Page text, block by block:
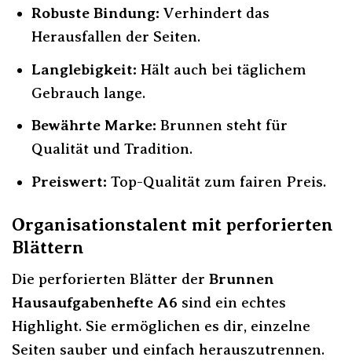
Robuste Bindung: Verhindert das
Herausfallen der Seiten.
Langlebigkeit: Hält auch bei täglichem
Gebrauch lange.
Bewährte Marke: Brunnen steht für
Qualität und Tradition.
Preiswert: Top-Qualität zum fairen Preis.
Organisationstalent mit perforierten
Blättern
Die perforierten Blätter der Brunnen
Hausaufgabenhefte A6 sind ein echtes
Highlight. Sie ermöglichen es dir, einzelne
Seiten sauber und einfach herauszutrennen.